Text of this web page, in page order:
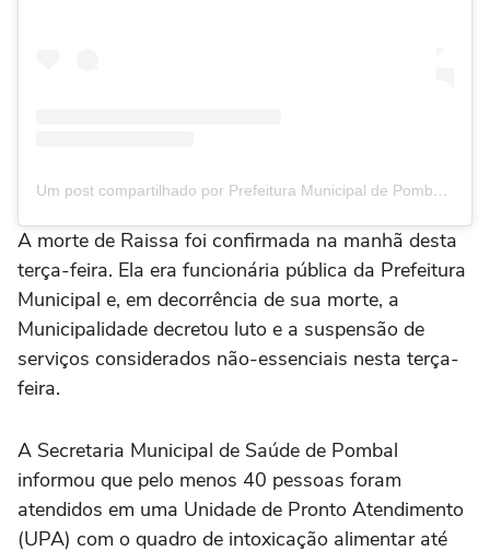
Um post compartilhado por Prefeitura Municipal de Pombal (@pref.pombal)
A morte de Raissa foi confirmada na manhã desta
terça-feira. Ela era funcionária pública da Prefeitura
Municipal e, em decorrência de sua morte, a
Municipalidade decretou luto e a suspensão de
serviços considerados não-essenciais nesta terça-
feira.
A Secretaria Municipal de Saúde de Pombal
informou que pelo menos 40 pessoas foram
atendidos em uma Unidade de Pronto Atendimento
(UPA) com o quadro de intoxicação alimentar até